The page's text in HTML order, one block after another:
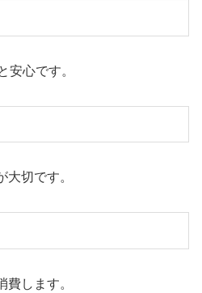
安心です。
切です。
費します。